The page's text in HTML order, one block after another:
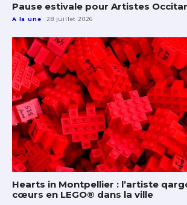
Pause estivale pour Artistes
A la une 28 juillet 2026
Hearts in Montpellier : l’artiste
cœurs en LEGO® dans la ville